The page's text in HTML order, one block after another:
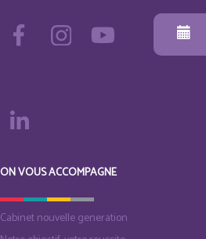
ON VOUS ACCOMPAGNE
Cabinet nouvelle generation